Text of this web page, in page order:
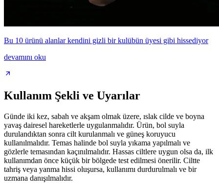
Bu 10 ürünü alanlar kendini gizli bir kulübün üyesi gibi hissediyor
devamını oku
Kullanım Şekli ve Uyarılar
Günde iki kez, sabah ve akşam olmak üzere, ıslak cilde ve boyna
yavaş dairesel hareketlerle uygulanmalıdır. Ürün, bol suyla
durulandıktan sonra cilt kurulanmalı ve güneş koruyucu
kullanılmalıdır. Temas halinde bol suyla yıkama yapılmalı ve
gözlerle temasından kaçınılmalıdır. Hassas ciltlere uygun olsa da, ilk
kullanımdan önce küçük bir bölgede test edilmesi önerilir. Ciltte
tahriş veya yanma hissi oluşursa, kullanımı durdurulmalı ve bir
uzmana danışılmalıdır.